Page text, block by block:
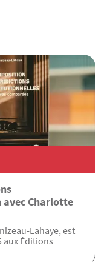
Charlotte
Lahaye, est
aux Éditions